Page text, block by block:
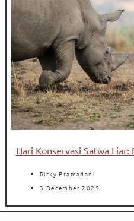
Hari Konservasi Satwa
Rifky Pramadani
3 December 2025